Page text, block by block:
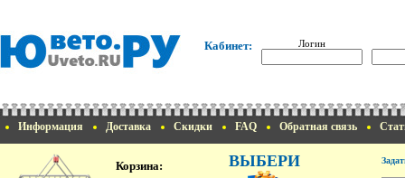
Кабинет: Логин
Информация Доставка Скидки FAQ Обратная связь
Корзина: ВЫБЕРИ